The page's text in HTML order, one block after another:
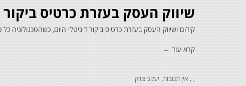
שיווק העסק בעזרת כרטיס ביקור
קידום ושיווק העסק בעזרת כרטיס ביקור דיגיטלי היום,
קרא עוד ←
אין תגובות יעקב צדק